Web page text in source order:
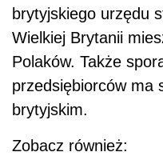
brytyjskiego urzędu
Wielkiej Brytanii
Polaków. Także
przedsiębiorców ma
brytyjskim.
Zobacz również: